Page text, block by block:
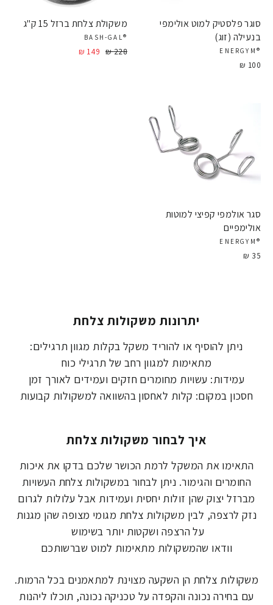
סוגר פלסטיק למוט אולימפי
בנעילה (זוג)
®ENERGYM
100 ₪
משקולת צלחת ברזל 15 ק"ג
®BASH-GAL
מחיר
228 ₪
מחיר
149 ₪
סגר אולמפי קפיצי למוטות
אולימפיים
®ENERGYM
35 ₪
יתרונות משקולות צלחת
ניתן להוסיף או להוריד משקל בקלות מגוון תרגילים:
מתאימות למגוון רחב של תרגילי כוח
עמידות: עשויות מחומרים חזקים ועמידים לאורך זמן
חסכון במקום: קלות לאחסון בהשוואה למשקולות קבועות
איך לבחור משקולות צלחת
התאימו את המשקל לרמת הכושר שלכם בדקו את איכות
החומרים והגימור. ניתן לבחור במשקולות צלחת העשויות
מברזל יצוק שהן זולות יחסית ועמידות אבל עלולות לגרום
נזק לרצפה, לבין משקולות צלחת מגומי מצופה שהן מגנות
על הרצפה ושקטות יותר בשימוש
וודאו שהמשקולות מתאימות למוט שברשותכם
משקולות צלחת הן השקעה מצוינת למתאמנים בכל הרמות.
עם בחירה נכונה והקפדה על טכניקה נכונה, תוכלו ליהנות